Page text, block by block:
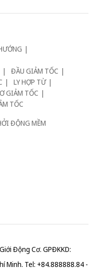
ĐẦU GIẢM TỐC
LY HỢP TỪ
GIẢM TỐC
TỐC
ĐỘNG MỀM
Động Cơ. GPĐKKD:
Minh. Tel: +84.888888.84 -